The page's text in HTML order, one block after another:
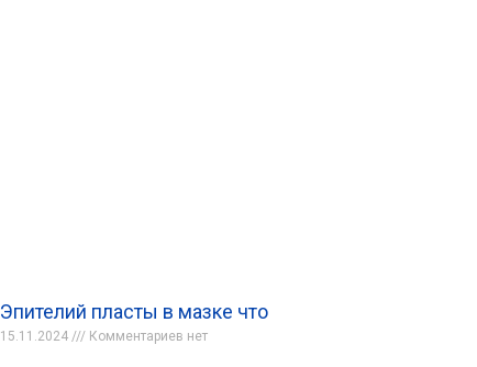
Эпителий пласты в мазке что
15.11.2024 Комментариев нет